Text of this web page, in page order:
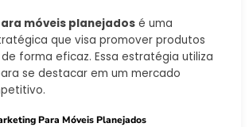
móveis planejados é uma
que visa promover produtos
forma eficaz. Essa estratégia utiliza
se destacar em um mercado
Para Móveis Planejados